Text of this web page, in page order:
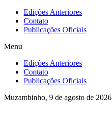
para
Edições Anteriores
Contato
Publicações Oficiais
Menu
Edições Anteriores
Contato
Publicações Oficiais
Muzambinho, 9 de agosto de 2026